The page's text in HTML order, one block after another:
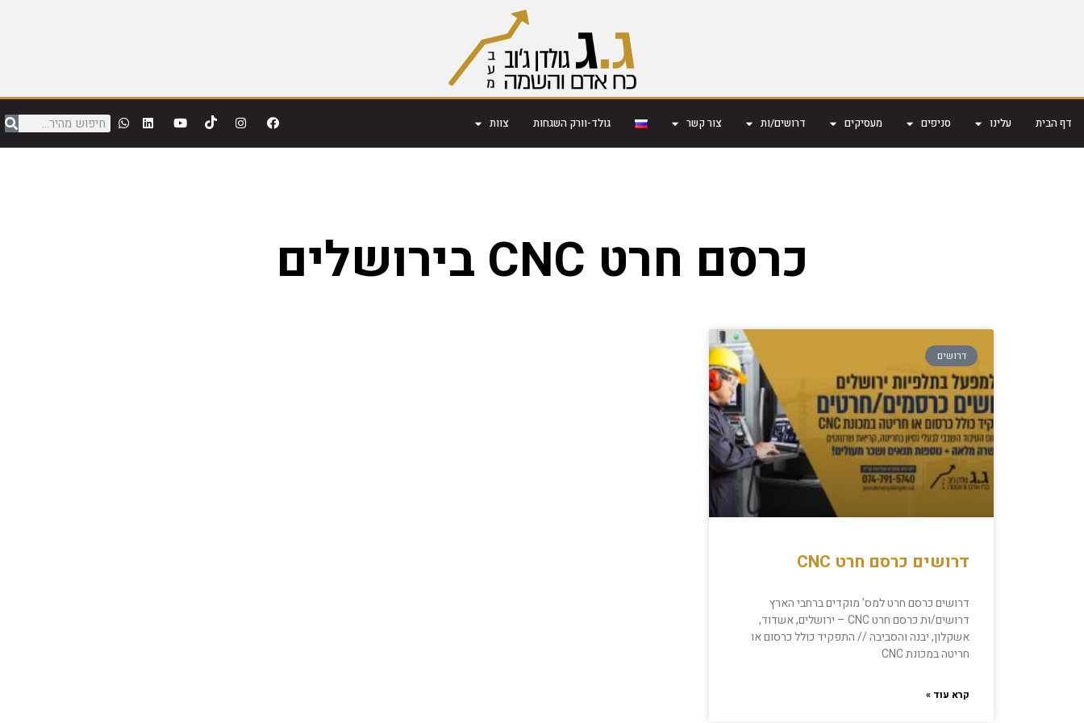
דף הבית עלינו סניפים מעסיקים דרושים/ות צור קשר גולד-וורק השגחות צוות
כרסם חרט CNC בירושלים
דרושים
דרושים כרסם חרט CNC
דרושים כרסם חרט למס’ מוקדים ברחבי הארץ
דרושים/ות כרסם חרט CNC – ירושלים, אשדוד,
אשקלון, יבנה והסביבה // התפקיד כולל כרסום או
חריטה במכונת CNC
קרא עוד »